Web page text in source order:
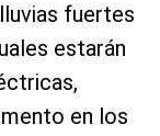
fuertes
estarán
en los